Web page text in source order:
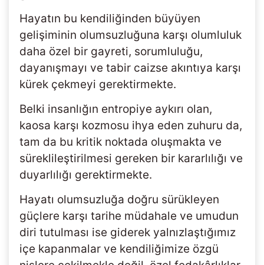
Hayatın bu kendiliğinden büyüyen
gelişiminin olumsuzluğuna karşı olumluluk
daha özel bir gayreti, sorumluluğu,
dayanışmayı ve tabir caizse akıntıya karşı
kürek çekmeyi gerektirmekte.
Belki insanlığın entropiye aykırı olan,
kaosa karşı kozmosu ihya eden zuhuru da,
tam da bu kritik noktada oluşmakta ve
süreklileştirilmesi gereken bir kararlılığı ve
duyarlılığı gerektirmekte.
Hayatı olumsuzluğa doğru sürükleyen
güçlere karşı tarihe müdahale ve umudun
diri tutulması ise giderek yalnızlaştığımız
içe kapanmalar ve kendiliğimize özgü